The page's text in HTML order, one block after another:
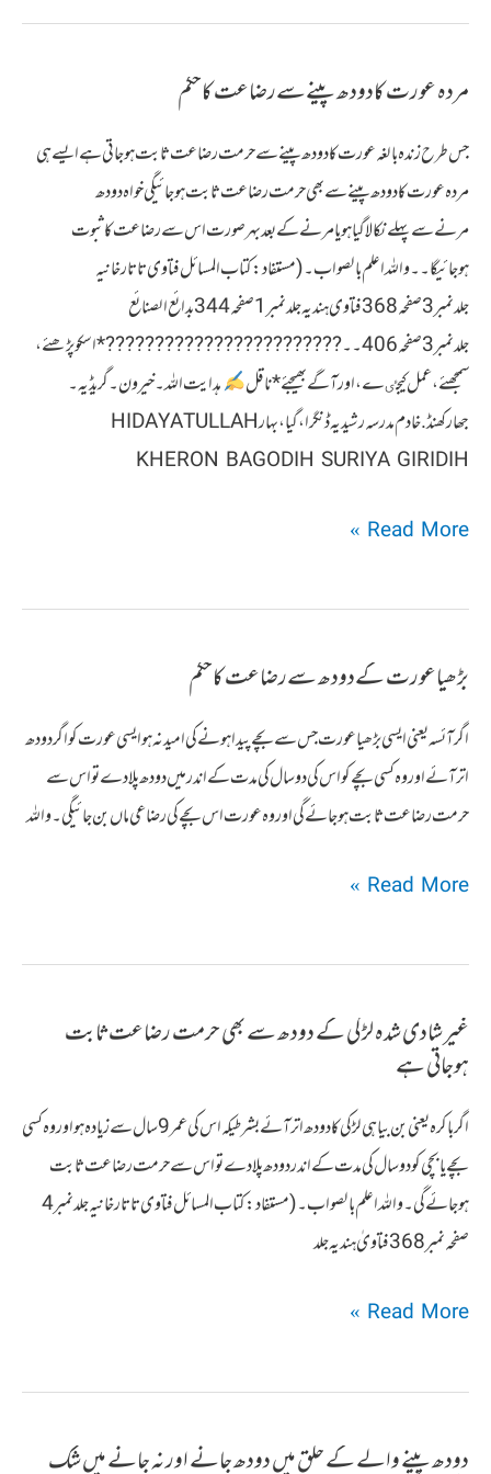
عورت
ولادت
کے
بغیر
کسی
بچے
دودھ
پلانا
مردہ عورت کادودھ پینےسےرضاعت کاحکم
جس طرح زندہ بالغہ عورت کادودھ پینےسےحرمت رضاعت ثابت ہوجاتی ہےایسےہی
مردہ عورت کادودھ پینےسےبھی حرمت رضاعت ثابت ہوجائیگی خواہ دودھ
مرنےسےپہلےنکالاگیاہویامرنےکےبعدبہرصورت اس سےرضاعت کاثبوت
ہوجائیگا۔۔واللہ اعلم بالصواب۔ (مستفاد:کتاب المسائل فتاوی تاتارخانیہ
جلدنمبر3صفحہ 368فتاوی ہندیہ جلدنمبر1صفحہ344 بدائع الصنائع
جلدنمبر3صفحہ406 ۔۔???????????????????????? *اسکو پڑھئے،
سمجھئے،عمل کیجٸے،اورآگےبھیجئے* ناقل
ہدایت اللہ۔خیرون۔گریڈیہ۔
جھارکھنڈ. خادم مدرسہ رشیدیہ ڈنگرا،گیا،بہار HIDAYATULLAH
KHERON BAGODIH SURIYA GIRIDIH
مردہ
کادودھ
کاحکم
Read More »
بڑھیاعورت کےدودھ سےرضاعت کاحکم
اگر آئسہ یعنی ایسی بڑھیا عورت جس سے بچے پیدا ہونے کی امید نہ ہو ایسی عورت کو اگر دودھ
اتر آئے اور وہ کسی بچے کو اس کی دو سال کی مدت کے اندر میں دودھ پلا دے تو اس سے
حرمت رضاعت ثابت ہوجائے گی اوروہ عورت اس بچےکی رضاعی ماں بن جائیگی۔واللہ
بڑھیاعورت
سےرضاعت
Read More »
غیر شادی شدہ لڑکی کے دودھ سے بھی حرمت رضاعت ثابت
ہوجاتی ہے
اگر باکرہ یعنی بن بیاہی لڑکی کا دودھ اتر آئے بشرطیکہ اس کی عمر 9 سال سے زیادہ ہو اور وہ کسی
بچے یابچی کو دوسال کی مدت کےاندر دودھ پلا دے تو اس سے حرمت رضاعت ثابت
ہوجائے گی۔واللہ اعلم بالصواب۔ (مستفاد:کتاب المسائل فتاوی تاتارخانیہ جلد نمبر 4
صفحہ نمبر 368 فتاویٰ ہندیہ جلد
غیر
شدہ
کے
Read More »
دودھ پینے والے کے حلق میں دودھ جانے اور نہ جانے میں شک